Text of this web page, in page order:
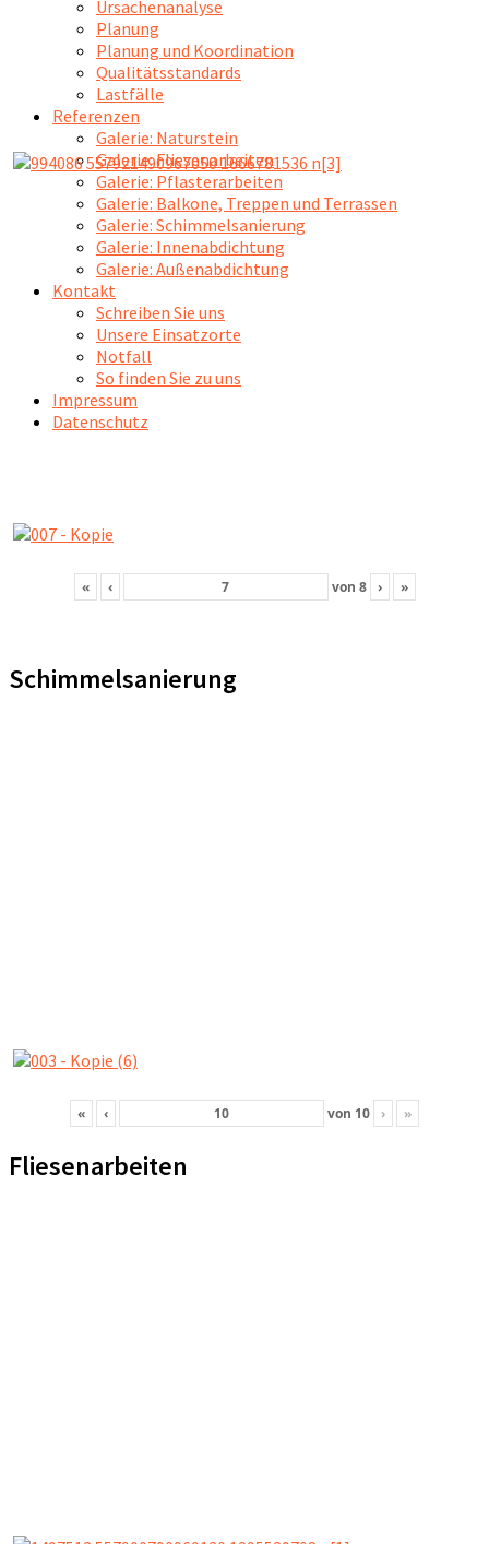
Ursachenanalyse
Planung
Planung und Koordination
Qualitätsstandards
Lastfälle
Referenzen
Galerie: Naturstein
Galerie: Fliesenarbeiten
Galerie: Pflasterarbeiten
Galerie: Balkone, Treppen und Terrassen
Galerie: Schimmelsanierung
Galerie: Innenabdichtung
Galerie: Außenabdichtung
Kontakt
Schreiben Sie uns
Unsere Einsatzorte
Notfall
So finden Sie zu uns
Impressum
Datenschutz
« ‹ von 8 › »
Schimmelsanierung
« ‹ von 10 › »
Fliesenarbeiten